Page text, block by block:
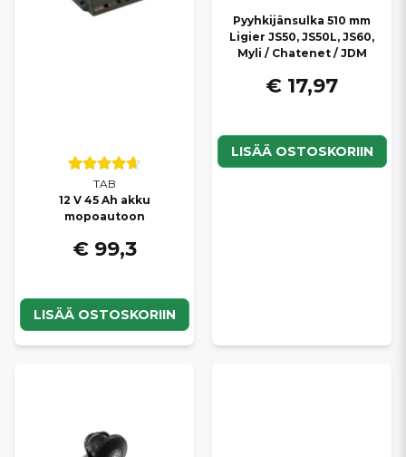
TAB
12 V 45 Ah akku
mopoautoon
€ 99,3
LISÄÄ OSTOSKORIIN
Pyyhkijänsulka 510 mm
Ligier JS50, JS50L, JS60,
Myli / Chatenet / JDM
€ 17,97
LISÄÄ OSTOSKORIIN